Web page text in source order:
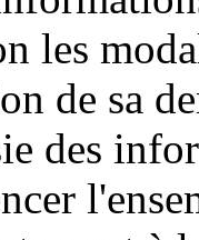
les
de sa
des